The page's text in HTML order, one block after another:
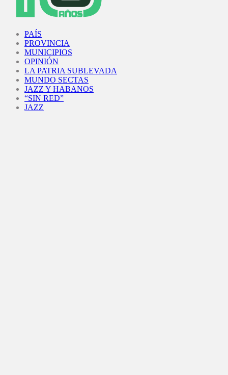
PAÍS
PROVINCIA
MUNICIPIOS
OPINIÓN
LA PATRIA SUBLEVADA
MUNDO SECTAS
JAZZ Y HABANOS
“SIN RED”
JAZZ